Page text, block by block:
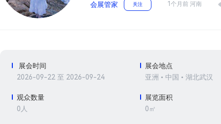
会展管家 关注 1个月前 河南
展会时间
2026-09-22 至 2026-09-24
展会地点
亚洲 • 中国 • 湖北武汉
观众数量
0人
展览面积
0㎡